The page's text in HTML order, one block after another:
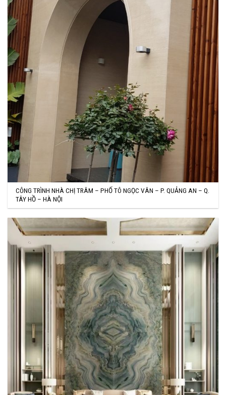
CÔNG TRÌNH NHÀ CHỊ TRÂM – PHỐ TÔ NGỌC VÂN – P. QUẢNG AN – Q.
TÂY HỒ – HÀ NỘI